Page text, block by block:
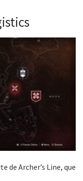
de Archer’s Line, que